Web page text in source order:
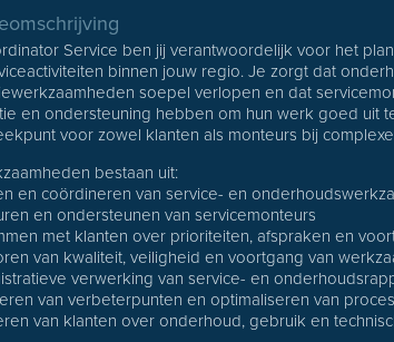
Service ben jij verantwoordelijk voor het
binnen jouw regio. Je zorgt dat
soepel verlopen en dat
en ondersteuning hebben om hun werk goed uit
voor zowel klanten als monteurs bij
bestaan uit:
en coördineren van service- en
en ondersteunen van servicemonteurs
met klanten over prioriteiten, afspraken en
van kwaliteit, veiligheid en voortgang van
verwerking van service- en
van verbeterpunten en optimaliseren van
van klanten over onderhoud, gebruik en